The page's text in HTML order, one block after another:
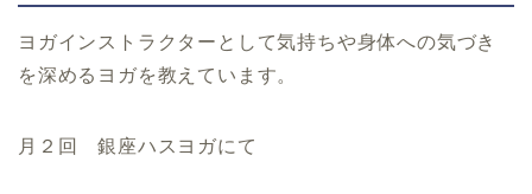
ヨガインストラクターとして気持ちや身体への気づき
を深めるヨガを教えています。
月２回 銀座ハスヨガにて